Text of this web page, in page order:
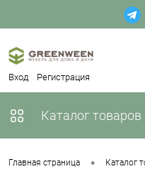
Вход Регистрация
Каталог товаров
Главная страница • Каталог